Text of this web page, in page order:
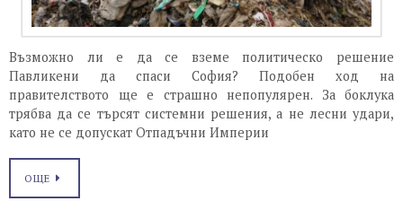
Възможно ли е да се вземе политическо решение
Павликени да спаси София? Подобен ход на
правителството ще е страшно непопулярен. За боклука
трябва да се търсят системни решения, а не лесни удари,
като не се допускат Отпадъчни Империи
ОЩЕ